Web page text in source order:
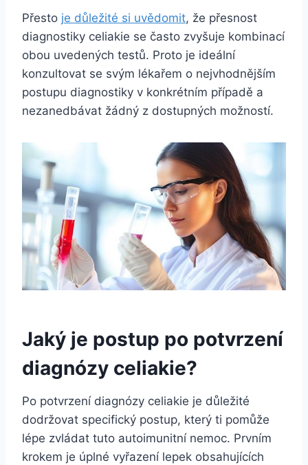
Přesto je důležité si uvědomit, že přesnost
diagnostiky celiakie se často zvyšuje kombinací
obou uvedených testů. Proto je ideální
konzultovat se svým lékařem o nejvhodnějším
postupu diagnostiky v konkrétním případě a
nezanedbávat žádný z dostupných možností.
Jaký je postup po potvrzení
diagnózy celiakie?
Po potvrzení diagnózy celiakie je důležité
dodržovat specifický postup, který ti pomůže
lépe zvládat tuto autoimunitní nemoc. Prvním
krokem je úplné vyřazení lepek obsahujících